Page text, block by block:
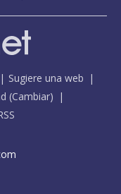
Sugiere una web
(Cambiar)